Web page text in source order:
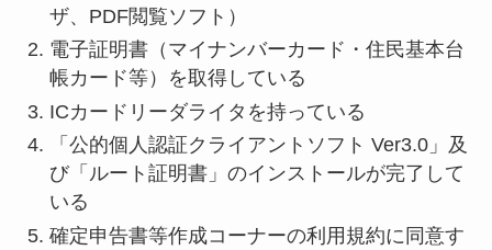
ザ、PDF閲覧ソフト）
電子証明書（マイナンバーカード・住民基本台
帳カード等）を取得している
ICカードリーダライタを持っている
「公的個人認証クライアントソフト Ver3.0」及
び「ルート証明書」のインストールが完了して
いる
確定申告書等作成コーナーの利用規約に同意す